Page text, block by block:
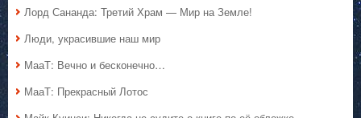
Лорд Сананда: Третий Храм — Мир на Земле!
Люди, украсившие наш мир
МааТ: Вечно и бесконечно…
МааТ: Прекрасный Лотос